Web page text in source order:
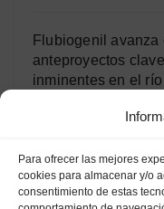
Para ofrecer las mejores
cookies para almacenar y/o
consentimiento de estas
Flubiogenil
anteproyectos
inminentes en el río
Écija se llena de